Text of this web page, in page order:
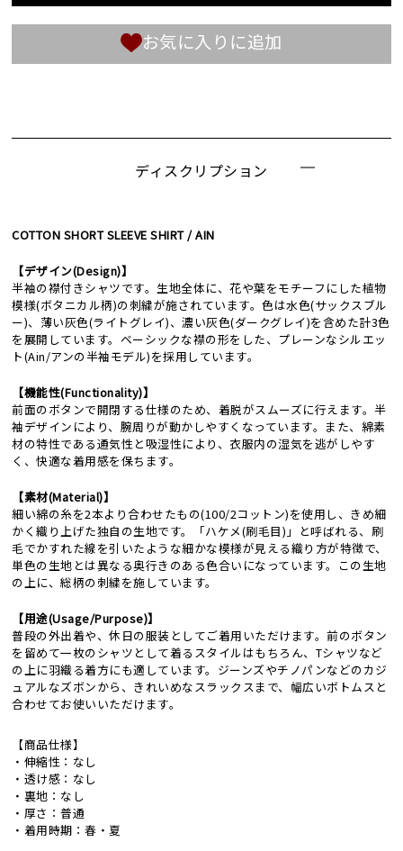
お気に入りに追加
ディスクリプション
COTTON SHORT SLEEVE SHIRT / AIN
【デザイン(Design)】
半袖の襟付きシャツです。生地全体に、花や葉をモチーフにした植物
模様(ボタニカル柄)の刺繍が施されています。色は水色(サックスブル
ー)、薄い灰色(ライトグレイ)、濃い灰色(ダークグレイ)を含めた計3色
を展開しています。ベーシックな襟の形をした、プレーンなシルエッ
ト(Ain/アンの半袖モデル)を採用しています。
【機能性(Functionality)】
前面のボタンで開閉する仕様のため、着脱がスムーズに行えます。半
袖デザインにより、腕周りが動かしやすくなっています。また、綿素
材の特性である通気性と吸湿性により、衣服内の湿気を逃がしやす
く、快適な着用感を保ちます。
【素材(Material)】
細い綿の糸を2本より合わせたもの(100/2コットン)を使用し、きめ細
かく織り上げた独自の生地です。「ハケメ(刷毛目)」と呼ばれる、刷
毛でかすれた線を引いたような細かな模様が見える織り方が特徴で、
単色の生地とは異なる奥行きのある色合いになっています。この生地
の上に、総柄の刺繍を施しています。
【用途(Usage/Purpose)】
普段の外出着や、休日の服装としてご着用いただけます。前のボタン
を留めて一枚のシャツとして着るスタイルはもちろん、Tシャツなど
の上に羽織る着方にも適しています。ジーンズやチノパンなどのカジ
ュアルなズボンから、きれいめなスラックスまで、幅広いボトムスと
合わせてお使いいただけます。
【商品仕様】
・伸縮性：なし
・透け感：なし
・裏地：なし
・厚さ：普通
・着用時期：春・夏